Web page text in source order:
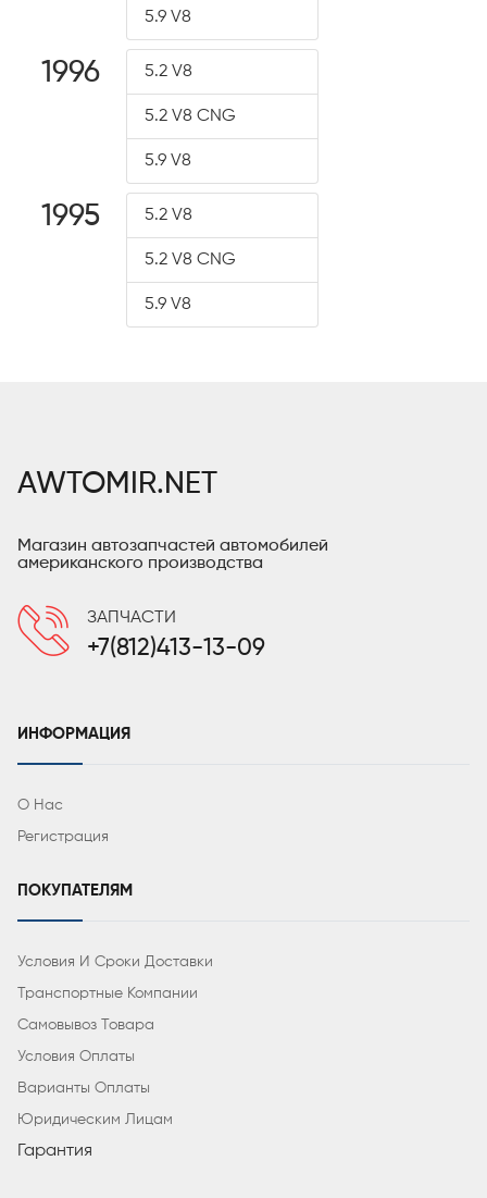
5.9 V8
1996 5.2 V8
5.2 V8 CNG
5.9 V8
1995 5.2 V8
5.2 V8 CNG
5.9 V8
AWTOMIR.NET
Магазин автозапчастей автомобилей
американского производства
ЗАПЧАСТИ
+7(812)413-13-09
ИНФОРМАЦИЯ
О Нас
Регистрация
ПОКУПАТЕЛЯМ
Условия И Сроки Доставки
Транспортные Компании
Самовывоз Товара
Условия Оплаты
Варианты Оплаты
Юридическим Лицам
Гарантия